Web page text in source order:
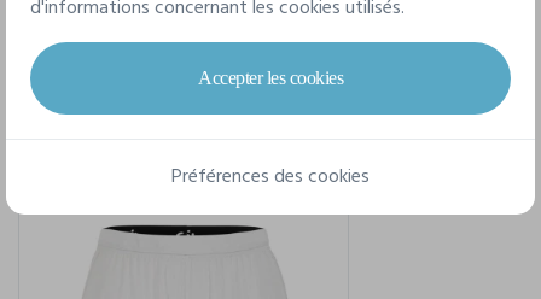
Pour un style complet
d'informations concernant les cookies utilisés.
Accepter les cookies
Préférences des cookies